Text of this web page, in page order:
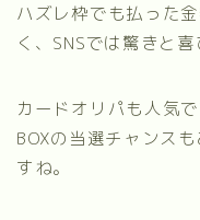
ハズレ枠でも払った
く、SNSでは驚きと喜
カードオリパも人気
BOXの当選チャンス
すね。